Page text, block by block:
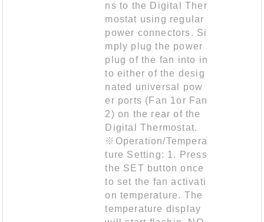
ns to the Digital Ther
mostat using regular
power connectors. Si
mply plug the power
plug of the fan into in
to either of the desig
nated universal pow
er ports (Fan 1or Fan
2) on the rear of the
Digital Thermostat.
※Operation/Tempera
ture Setting: 1. Press
the SET button once
to set the fan activati
on temperature. The
temperature display